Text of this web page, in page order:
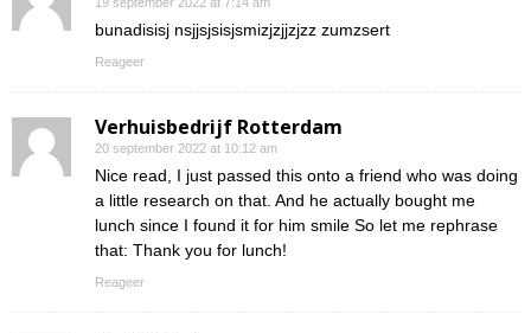
bunadisisj nsjjsjsisjsmizjzjjzjzz zumzsert
Reageer
Verhuisbedrijf Rotterdam
20 september 2022 at 10:12 am
Nice read, I just passed this onto a friend who was doing
a little research on that. And he actually bought me
lunch since I found it for him smile So let me rephrase
that: Thank you for lunch!
Reageer